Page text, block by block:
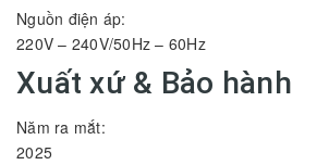
Nguồn điện áp:
220V – 240V/50Hz – 60Hz
Xuất xứ & Bảo hành
Năm ra mắt:
2025